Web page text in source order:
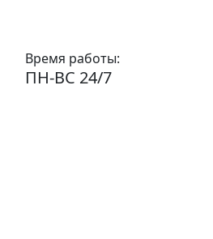
Время работы:
ПН-ВС 24/7